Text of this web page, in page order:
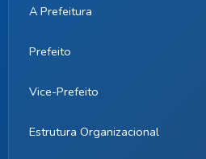
A Prefeitura
Prefeito
Vice-Prefeito
Estrutura Organizacional